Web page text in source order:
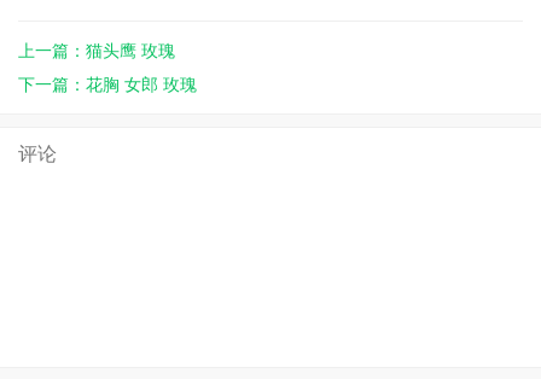
上一篇：猫头鹰 玫瑰
下一篇：花胸 女郎 玫瑰